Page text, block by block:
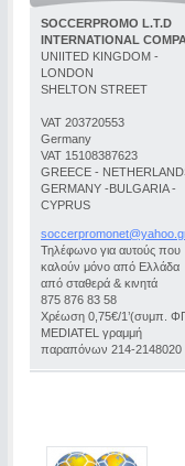
SOCCERPROMO L.T.D
INTERNATIONAL
UNIITED KINGDOM -
LONDON
SHELTON STREET
VAT 203720553
Germany
VAT 15108387623
GREECE -
GERMANY -BULGARIA -
CYPRUS
soccerpromonet@y
Τηλέφωνο για αυτούς που
καλούν μόνο από Ελλάδα
από σταθερά & κινητά
875 876 83 58
Χρέωση 0,75€/1’(συμπ.
MEDIATEL γραμμή
παραπόνων 214-2148020